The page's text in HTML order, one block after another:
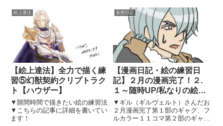
ーラン、#006クリームヒルト最
近のマインドTwitterの本垢はハッ
シュタグを整理して、二次創作は
見た...
いい男子にも嵌るんですね。え
絵上達法
【絵上達法】全力で描く練
習⑤幻獣契約クリプトラク
ト【ハウザー】
▼隙間時間で描きたい絵の練習法
▼こちらの記事に詳細を書いてい
ます！
妄想日記
【漫画日記・絵の練習日
記】２月の漫画完了！２.
１～随時UP/私なりの絵の
練習法と作戦
▼ギル（ギルヴェルト）さんだお
２月漫画完了第１部のギャグ、フ
ルカラー１１コマ第２部のギャグ